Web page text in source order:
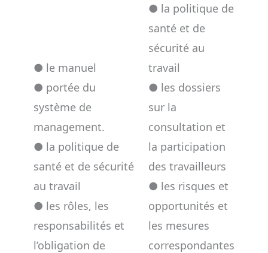
● le manuel
● portée du
système de
management.
● la politique de
santé et de sécurité
au travail
● les rôles, les
responsabilités et
l’obligation de
● la politique de
santé et de
sécurité au
travail
● les dossiers
sur la
consultation et
la participation
des travailleurs
● les risques et
opportunités et
les mesures
correspondantes